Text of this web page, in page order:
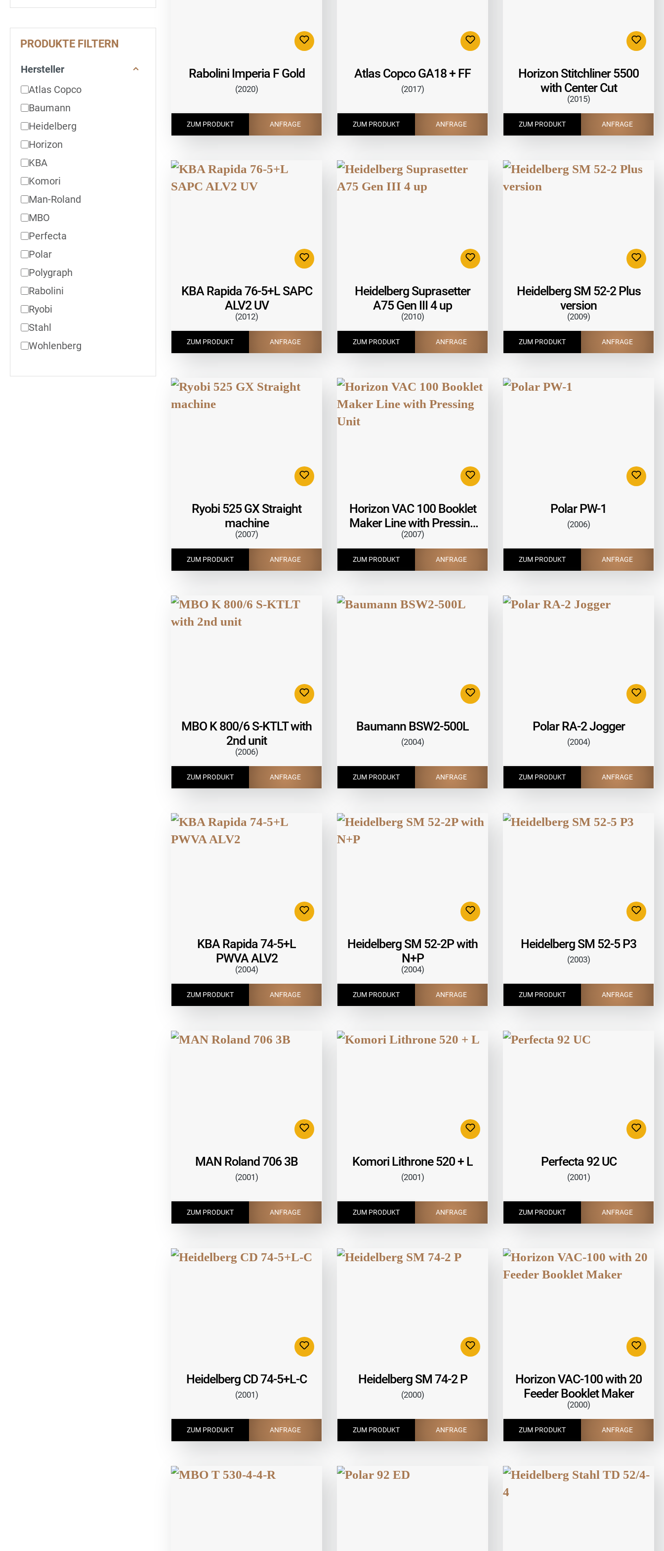
PRODUKTE FILTERN
Hersteller
Atlas Copco
Baumann
Heidelberg
Horizon
KBA
Komori
Man-Roland
MBO
Perfecta
Polar
Polygraph
Rabolini
Ryobi
Stahl
Wohlenberg
Rabolini Imperia F Gold
(2020)
ZUM PRODUKT ANFRAGE
Atlas Copco GA18 + FF
(2017)
ZUM PRODUKT ANFRAGE
Horizon Stitchliner 5500
with Center Cut
(2015)
ZUM PRODUKT ANFRAGE
KBA Rapida 76-5+L SAPC
ALV2 UV
(2012)
ZUM PRODUKT ANFRAGE
Heidelberg Suprasetter
A75 Gen III 4 up
(2010)
ZUM PRODUKT ANFRAGE
Heidelberg SM 52-2 Plus
version
(2009)
ZUM PRODUKT ANFRAGE
Ryobi 525 GX Straight
machine
(2007)
ZUM PRODUKT ANFRAGE
Horizon VAC 100 Booklet
Maker Line with Pressing
Unit
(2007)
ZUM PRODUKT ANFRAGE
Polar PW-1
(2006)
ZUM PRODUKT ANFRAGE
MBO K 800/6 S-KTLT with
2nd unit
(2006)
ZUM PRODUKT ANFRAGE
Baumann BSW2-500L
(2004)
ZUM PRODUKT ANFRAGE
Polar RA-2 Jogger
(2004)
ZUM PRODUKT ANFRAGE
KBA Rapida 74-5+L
PWVA ALV2
(2004)
ZUM PRODUKT ANFRAGE
Heidelberg SM 52-2P with
N+P
(2004)
ZUM PRODUKT ANFRAGE
Heidelberg SM 52-5 P3
(2003)
ZUM PRODUKT ANFRAGE
MAN Roland 706 3B
(2001)
ZUM PRODUKT ANFRAGE
Komori Lithrone 520 + L
(2001)
ZUM PRODUKT ANFRAGE
Perfecta 92 UC
(2001)
ZUM PRODUKT ANFRAGE
Heidelberg CD 74-5+L-C
(2001)
ZUM PRODUKT ANFRAGE
Heidelberg SM 74-2 P
(2000)
ZUM PRODUKT ANFRAGE
Horizon VAC-100 with 20
Feeder Booklet Maker
(2000)
ZUM PRODUKT ANFRAGE